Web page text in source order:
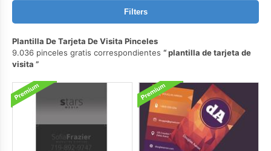
Filters
Plantilla De Tarjeta De Visita Pinceles
9.036 pinceles gratis correspondientes
plantilla de tarjeta de
visita